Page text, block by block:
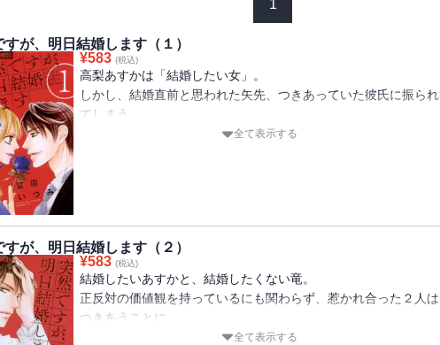
1
すが、明日結婚します（１）
¥583 (税込)
高梨あすかは「結婚したい女」。
しかし、結婚直前と思われた矢先、つきあっていた彼氏に振られ
てしまう。
そんな時に出会ったのは、PTVの人気アナウンサーの名波竜だっ
正反対の価値観を持つ二人が、恋に落ちることはあるの
か・・・！？
終わりなき平行線のラブ・バトル開幕！
巻末にはコミックスだけの描き下ろし「ナナリューの憂鬱」も収
全て表示する
すが、明日結婚します（２）
¥583 (税込)
結婚したいあすかと、結婚したくない竜。
正反対の価値観を持っているにも関わらず、惹かれ合った２人は
つきあうことに。
果たして「結婚」はどうなるのか…！？
全て表示する